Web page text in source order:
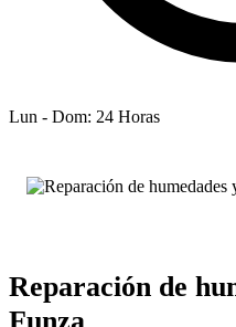
Lun - Dom: 24 Horas
Reparación de